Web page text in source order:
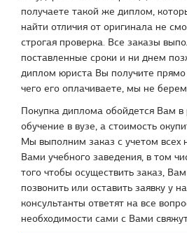
получаете такой же диплом,
найти отличия от оригинала не
строгая проверка. Все заказы
поставленные сроки и ни днем
диплом юриста Вы получите
чего его оплачиваете, мы не
Покупка диплома обойдется Вам
обучение в вузе, а стоимость
Мы выполним заказ с учетом всех
Вами учебного заведения, в том
того чтобы осуществить заказ,
позвонить или оставить заявку у
консультанты ответят на все
необходимости сами с Вами